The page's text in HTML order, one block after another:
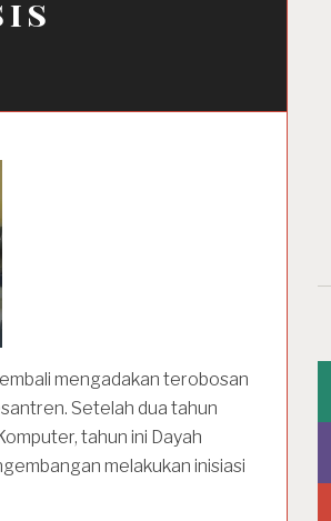
mengadakan terobosan
Setelah dua tahun
tahun ini Dayah
melakukan inisiasi